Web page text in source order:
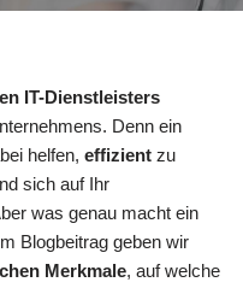
IT-Dienstleisters
Denn ein
helfen, effizient zu
sich auf Ihr
was genau macht ein
Blogbeitrag geben wir
Merkmale, auf welche